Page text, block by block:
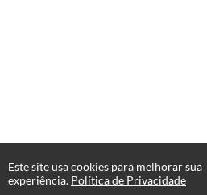
Este site usa cookies para melhorar sua
experiência. Política de Privacidade